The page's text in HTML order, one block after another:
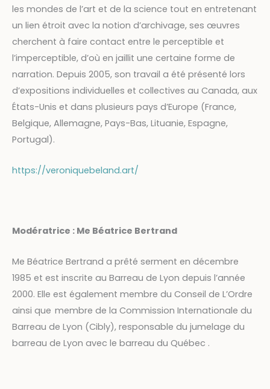
les mondes de l’art et de la science tout en entretenant
un lien étroit avec la notion d’archivage, ses œuvres
cherchent à faire contact entre le perceptible et
l’imperceptible, d’où en jaillit une certaine forme de
narration. Depuis 2005, son travail a été présenté lors
d’expositions individuelles et collectives au Canada, aux
États-Unis et dans plusieurs pays d’Europe (France,
Belgique, Allemagne, Pays-Bas, Lituanie, Espagne,
Portugal).
https://veroniquebeland.art/
Modératrice : Me Béatrice Bertrand
Me Béatrice Bertrand a prêté serment en décembre
1985 et est inscrite au Barreau de Lyon depuis l’année
2000. Elle est également membre du Conseil de L’Ordre
ainsi que membre de la Commission Internationale du
Barreau de Lyon (Cibly), responsable du jumelage du
barreau de Lyon avec le barreau du Québec .